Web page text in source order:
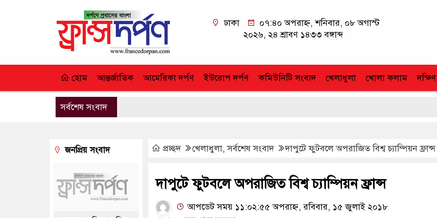
ঢাকা
০৭:৪০ অপরাহ্ন, শনিবার, ০৮ অগাস্ট
২০২৬, ২৪ শ্রাবণ ১৪৩৩ বঙ্গাব্দ
হোম আন্তর্জাতিক আমেরিকা দর্পণ ইউরোপ দর্পণ কমিউনিটি সংবাদ খেলাধুলা খোলা কলাম
সর্বশেষ সংবাদ
প্রচ্ছদ খেলাধুলা,সর্বশেষ সংবাদ দাপুটে ফুটবলে অপরাজিত বিশ্ব চ্যাম্পিয়ন ফ্রান্স
দাপুটে ফুটবলে অপরাজিত বিশ্ব চ্যাম্পিয়ন ফ্রান্স
আপডেট সময় ১১:০২:৫৫ অপরাহ্ন, রবিবার, ১৫ জুলাই ২০১৮
জনপ্রিয় সংবাদ